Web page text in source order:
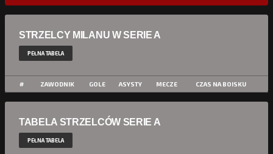
STRZELCY MILANU W SERIE A
PEŁNA TABELA
# ZAWODNIK GOLE ASYSTY MECZE CZAS NA BOISKU
TABELA STRZELCÓW SERIE A
PEŁNA TABELA